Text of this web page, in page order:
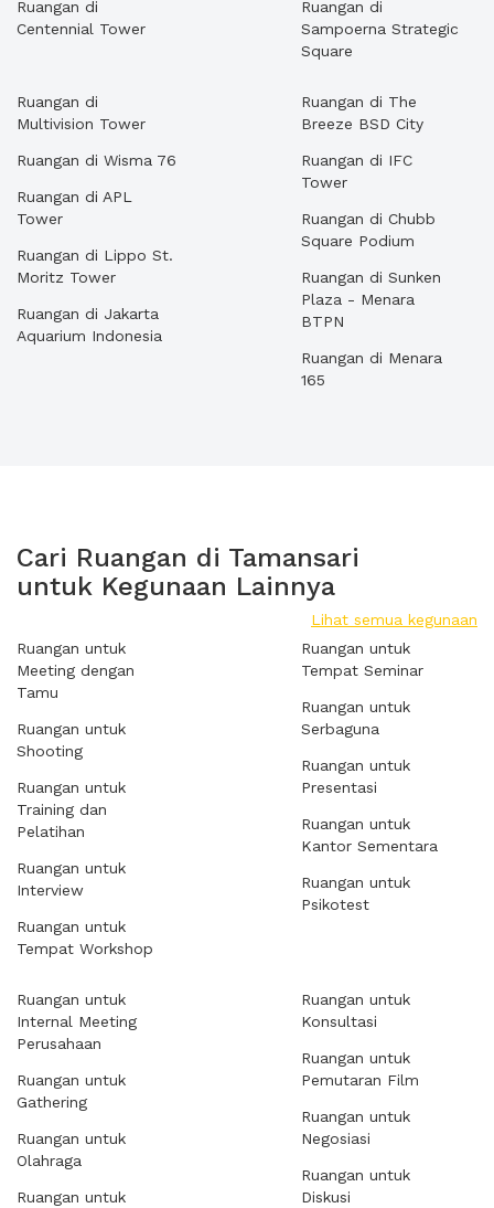
Ruangan di
Centennial Tower
Ruangan di
Sampoerna Strategic
Square
Ruangan di
Multivision Tower
Ruangan di Wisma 76
Ruangan di APL
Tower
Ruangan di Lippo St.
Moritz Tower
Ruangan di Jakarta
Aquarium Indonesia
Ruangan di The
Breeze BSD City
Ruangan di IFC
Tower
Ruangan di Chubb
Square Podium
Ruangan di Sunken
Plaza - Menara
BTPN
Ruangan di Menara
165
Cari Ruangan di Tamansari
untuk Kegunaan Lainnya
Lihat semua kegunaan
Ruangan untuk
Meeting dengan
Tamu
Ruangan untuk
Shooting
Ruangan untuk
Training dan
Pelatihan
Ruangan untuk
Interview
Ruangan untuk
Tempat Workshop
Ruangan untuk
Tempat Seminar
Ruangan untuk
Serbaguna
Ruangan untuk
Presentasi
Ruangan untuk
Kantor Sementara
Ruangan untuk
Psikotest
Ruangan untuk
Internal Meeting
Perusahaan
Ruangan untuk
Gathering
Ruangan untuk
Olahraga
Ruangan untuk
Ruangan untuk
Konsultasi
Ruangan untuk
Pemutaran Film
Ruangan untuk
Negosiasi
Ruangan untuk
Diskusi